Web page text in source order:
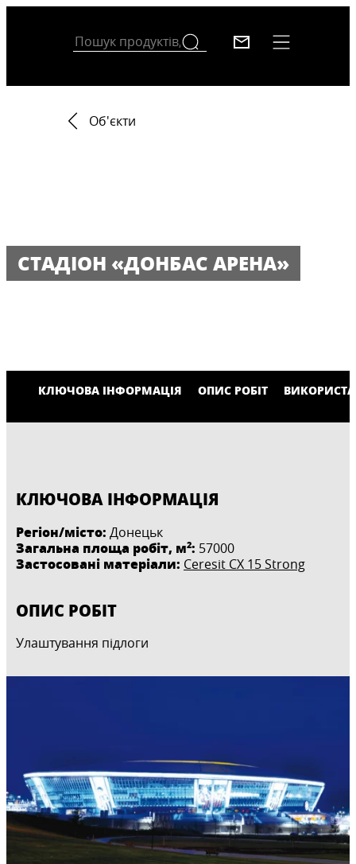
Об'єкти
CТАДІОН «ДОНБАС АРЕНА»
КЛЮЧОВА ІНФОРМАЦІЯ ОПИС РОБІТ
КЛЮЧОВА ІНФОРМАЦІЯ
Регіон/місто: Донецьк
Загальна площа робіт, м2: 57000
Застосовані матеріали: Ceresit CX 15 Strong
ОПИС РОБІТ
Улаштування підлоги